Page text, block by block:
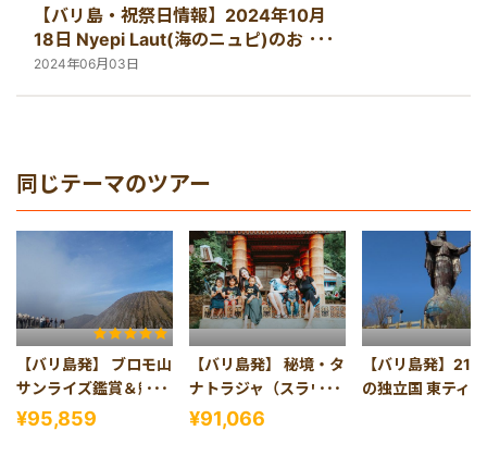
【バリ島・祝祭日情報】2024年10月
18日 Nyepi Laut(海のニュピ)のお知ら
せ
2024年06月03日
同じテーマのツアー
【バリ島発】 ブロモ山
サンライズ鑑賞＆魅惑
の青い炎が揺らめくイ
ジェン山ツアー2泊3日
¥95,859
【バリ島発】 秘境・タ
ナトラジャ（スラウェ
シ島）2泊3日ツアー
¥91,066
【バリ島発】21
の独立国 東ティ